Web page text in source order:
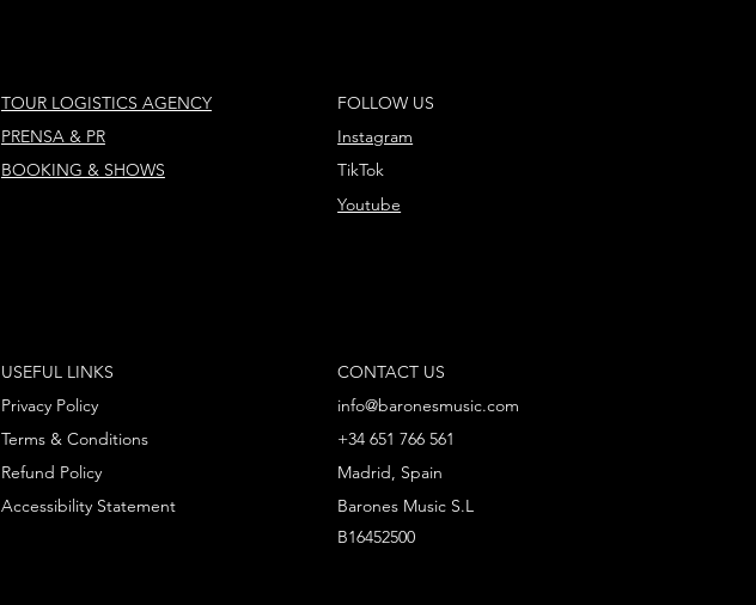
CONTACT US
info@baronesmusic.com
+34 651 766 561
Madrid, Spain
Barones Music S.L
B16452500
FOLLOW US
Instagram
TikTok
Youtube
TOUR LOGISTICS AGENCY
PRENSA & PR
BOOKING & SHOWS
Privacy Policy
Terms & Conditions
Refund Policy
USEFUL LINKS
Accessibility Statement